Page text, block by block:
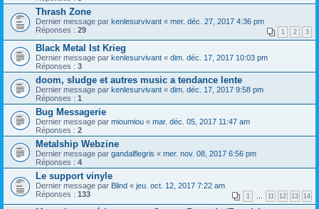
Thrash Zone
Dernier message par kenlesurvivant « mer. déc. 27, 2017 4:36 pm
Réponses : 29 1 2 3
Black Metal Ist Krieg
Dernier message par kenlesurvivant « dim. déc. 17, 2017 10:03 pm
Réponses : 3
doom, sludge et autres music a tendance lente
Dernier message par kenlesurvivant « dim. déc. 17, 2017 9:58 pm
Réponses : 1
Bug Messagerie
Dernier message par mioumiou « mar. déc. 05, 2017 11:47 am
Réponses : 2
Metalship Webzine
Dernier message par gandalflegris « mer. nov. 08, 2017 6:56 pm
Réponses : 4
Le support vinyle
Dernier message par Blind « jeu. oct. 12, 2017 7:22 am
Réponses : 133 1 … 11 12 13 14